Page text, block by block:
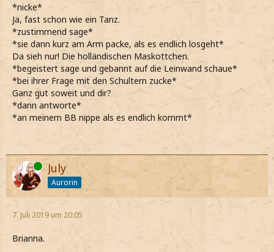
*nicke*
Ja, fast schon wie ein Tanz.
*zustimmend sage*
*sie dann kurz am Arm packe, als es endlich losgeht*
Da sieh nur! Die holländischen Maskottchen.
*begeistert sage und gebannt auf die Leinwand schaue*
*bei ihrer Frage mit den Schultern zucke*
Ganz gut soweit und dir?
*dann antworte*
*an meinem BB nippe als es endlich kommt*
Online July
Aurorin
7. Juli 2019 um 20:05
Brianna.